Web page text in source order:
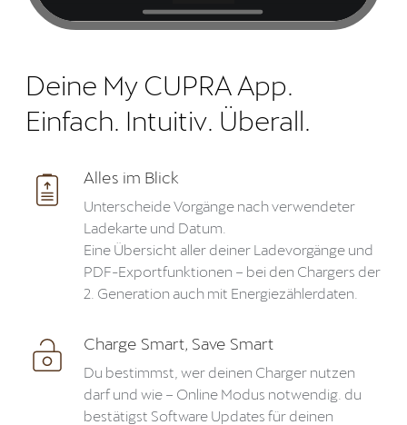
Deine My CUPRA App.
Einfach. Intuitiv. Überall.
Alles im Blick
Unterscheide Vorgänge nach verwendeter
Ladekarte und Datum.
Eine Übersicht aller deiner Ladevorgänge und
PDF-Exportfunktionen – bei den Chargers der
2. Generation auch mit Energiezählerdaten.
Charge Smart, Save Smart
Du bestimmst, wer deinen Charger nutzen
darf und wie – Online Modus notwendig. du
bestätigst Software Updates für deinen